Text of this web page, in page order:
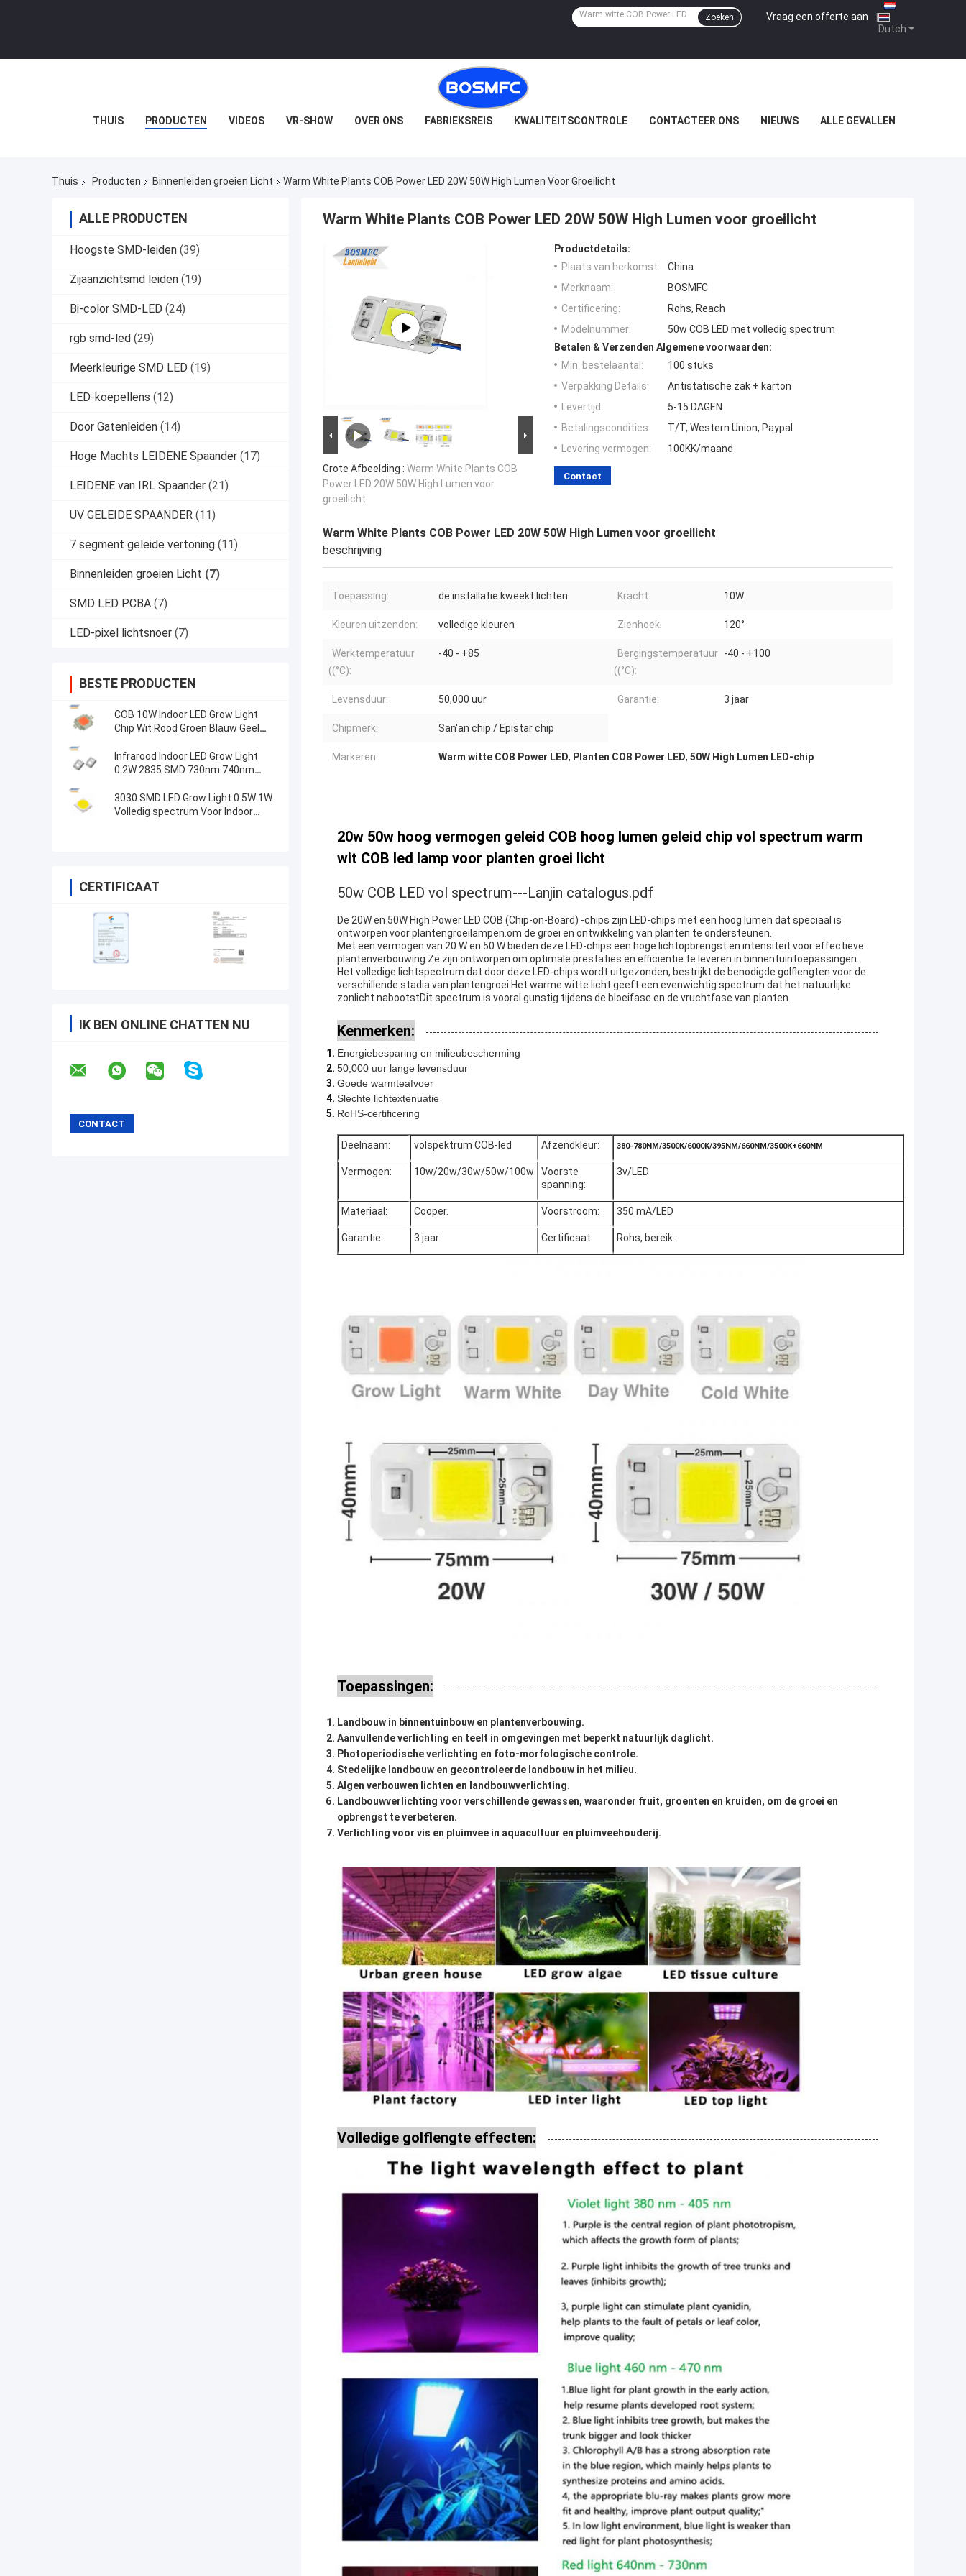
Dutch
Vraag een offerte aan |
Zoeken
THUIS PRODUCTEN VIDEOS VR-SHOW OVER ONS FABRIEKSREIS KWALITEITSCONTROLE CONTACTEER ONS NIEUWS ALLE GEVALLEN
Thuis Producten Binnenleiden groeien Licht Warm White Plants COB Power LED 20W 50W High Lumen Voor Groeilicht
ALLE PRODUCTEN
Hoogste SMD-leiden (39)
Zijaanzichtsmd leiden (19)
Bi-color SMD-LED (24)
rgb smd-led (29)
Meerkleurige SMD LED (19)
LED-koepellens (12)
Door Gatenleiden (14)
Hoge Machts LEIDENE Spaander (17)
LEIDENE van IRL Spaander (21)
UV GELEIDE SPAANDER (11)
7 segment geleide vertoning (11)
Binnenleiden groeien Licht (7)
SMD LED PCBA (7)
LED-pixel lichtsnoer (7)
BESTE PRODUCTEN
COB 10W Indoor LED Grow Light
Chip Wit Rood Groen Blauw Geel
Infrarood Indoor LED Grow Light
0.2W 2835 SMD 730nm 740nm
3030 SMD LED Grow Light 0.5W 1W
Volledig spectrum Voor Indoor
CERTIFICAAT
IK BEN ONLINE CHATTEN NU
Warm White Plants COB Power LED 20W 50W High Lumen voor groeilicht
Grote Afbeelding : Warm White Plants COB
Power LED 20W 50W High Lumen voor
groeilicht
Productdetails:
Plaats van herkomst:
China
Merknaam:
BOSMFC
Certificering:
Rohs, Reach
Modelnummer:
50w COB LED met volledig spectrum
Betalen & Verzenden Algemene voorwaarden:
Min. bestelaantal:
100 stuks
Verpakking Details:
Antistatische zak + karton
Levertijd:
5-15 DAGEN
Betalingscondities:
T/T, Western Union, Paypal
Levering vermogen:
100KK/maand
Contact
Warm White Plants COB Power LED 20W 50W High Lumen voor groeilicht
beschrijving
Toepassing: de installatie kweekt lichten Kracht: 10W
Kleuren uitzenden: volledige kleuren Zienhoek: 120°
Werktemperatuur
((°C):
-40 - +85
Bergingstemperatuur
((°C):
-40 - +100
Levensduur: 50,000 uur Garantie: 3 jaar
Chipmerk: San'an chip / Epistar chip
Markeren: Warm witte COB Power LED, Planten COB Power LED, 50W High Lumen LED-chip
20w 50w hoog vermogen geleid COB hoog lumen geleid chip vol spectrum warm
wit COB led lamp voor planten groei licht
50w COB LED vol spectrum---Lanjin catalogus.pdf
De 20W en 50W High Power LED COB (Chip-on-Board) -chips zijn LED-chips met een hoog lumen dat speciaal is
ontworpen voor plantengroeilampen.om de groei en ontwikkeling van planten te ondersteunen.
Met een vermogen van 20 W en 50 W bieden deze LED-chips een hoge lichtopbrengst en intensiteit voor effectieve
plantenverbouwing.Ze zijn ontworpen om optimale prestaties en efficiëntie te leveren in binnentuintoepassingen.
Het volledige lichtspectrum dat door deze LED-chips wordt uitgezonden, bestrijkt de benodigde golflengten voor de
verschillende stadia van plantengroei.Het warme witte licht geeft een evenwichtig spectrum dat het natuurlijke
zonlicht nabootstDit spectrum is vooral gunstig tijdens de bloeifase en de vruchtfase van planten.
Kenmerken:
Energiebesparing en milieubescherming
50,000 uur lange levensduur
Goede warmteafvoer
Slechte lichtextenuatie
RoHS-certificering
Deelnaam: volspektrum COB-led Afzendkleur: 380-780NM/3500K/6000K/395NM/660NM/3500K+660NM
Vermogen: 10w/20w/30w/50w/100w
Voorste
spanning:
3v/LED
Materiaal: Cooper. Voorstroom: 350 mA/LED
Garantie: 3 jaar Certificaat: Rohs, bereik.
Toepassingen:
Landbouw in binnentuinbouw en plantenverbouwing.
Aanvullende verlichting en teelt in omgevingen met beperkt natuurlijk daglicht.
Photoperiodische verlichting en foto-morfologische controle.
Stedelijke landbouw en gecontroleerde landbouw in het milieu.
Algen verbouwen lichten en landbouwverlichting.
Landbouwverlichting voor verschillende gewassen, waaronder fruit, groenten en kruiden, om de groei en
opbrengst te verbeteren.
Verlichting voor vis en pluimvee in aquacultuur en pluimveehouderij.
Volledige golflengte effecten: